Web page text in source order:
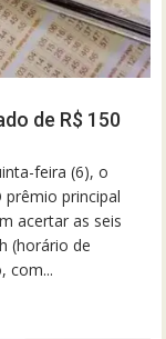
de R$ 150
feira (6), o
prêmio principal
acertar as seis
(horário de
com...